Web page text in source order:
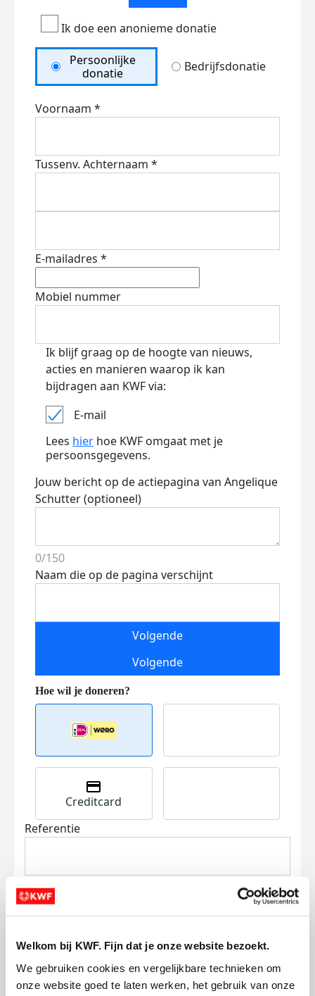
Welkom bij KWF. Fijn dat je onze website bezoekt.
We gebruiken cookies en vergelijkbare technieken om
onze website goed te laten werken, het gebruik van onze
Ik doe een anonieme donatie
Persoonlijke
donatie
Bedrijfsdonatie
Voornaam *
Tussenv. Achternaam *
E-mailadres *
Mobiel nummer
Ik blijf graag op de hoogte van nieuws,
acties en manieren waarop ik kan
bijdragen aan KWF via:
E-mail
Lees hier hoe KWF omgaat met je
persoonsgegevens.
Jouw bericht op de actiepagina van Angelique
Schutter (optioneel)
0/150
Naam die op de pagina verschijnt
Volgende
Volgende
Creditcard
Referentie
en betaal €0.75 extra.